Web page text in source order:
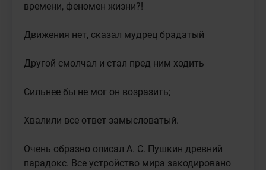
времени, феномен жизни?!
Движения нет, сказал мудрец брадатый
Другой смолчал и стал пред ним ходить
Сильнее бы не мог он возразить;
Хвалили все ответ замысловатый.
Очень образно описал А. С. Пушкин древний
парадокс. Все устройство мира закодировано